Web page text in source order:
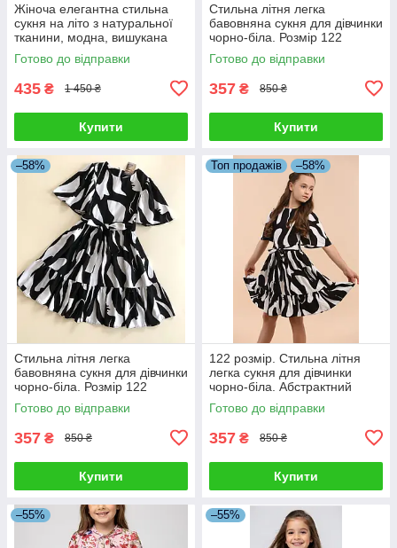
Жіноча елегантна стильна
сукня на літо з натуральної
тканини, модна, вишукана
Готово до відправки
435 ₴ 1 450 ₴
Купити
Стильна літня легка
бавовняна сукня для дівчинки
чорно-біла. Розмір 122
Готово до відправки
357 ₴ 850 ₴
Купити
–58%
Стильна літня легка
бавовняна сукня для дівчинки
чорно-біла. Розмір 122
Готово до відправки
357 ₴ 850 ₴
Купити
Топ продажів –58%
122 розмір. Стильна літня
легка сукня для дівчинки
чорно-біла. Абстрактний
принт.
Готово до відправки
357 ₴ 850 ₴
Купити
–55% –55%